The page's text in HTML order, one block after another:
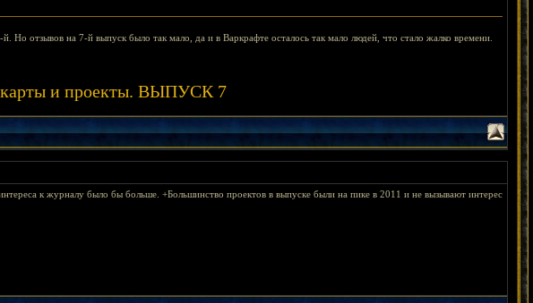
Но отзывов на 7-й выпуск было так мало, да и в Варкрафте осталось так мало людей, что стало жалко времени.
карты и проекты. ВЫПУСК 7
к журналу было бы больше. +Большинство проектов в выпуске были на пике в 2011 и не вызывают интерес